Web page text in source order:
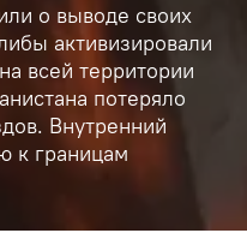
о выводе своих
активизировали
всей территории
потеряло
Внутренний
к границам